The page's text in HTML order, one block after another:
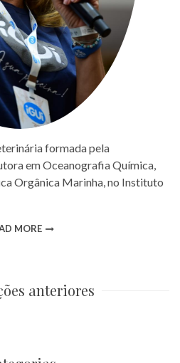
formada pela
em Oceanografia Química,
Orgânica Marinha, no Instituto
MORE
anteriores